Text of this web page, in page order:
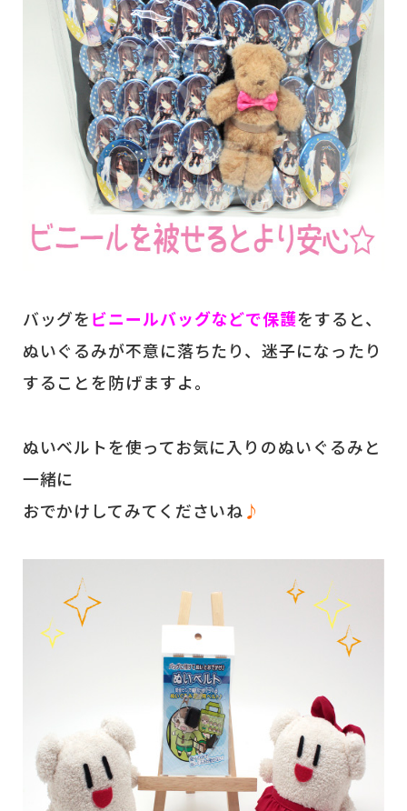
バッグをビニールバッグなどで保護をすると、
ぬいぐるみが不意に落ちたり、迷子になったり
することを防げますよ。
ぬいベルトを使ってお気に入りのぬいぐるみと
一緒に
おでかけしてみてくださいね ♪